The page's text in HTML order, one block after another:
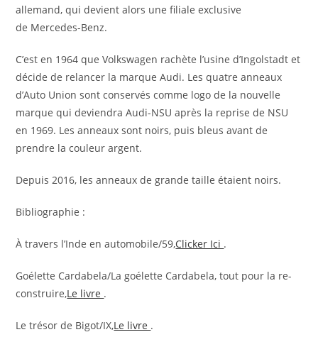
allemand, qui devient alors une filiale exclusive
de Mercedes-Benz.
C’est en 1964 que Volkswagen rachète l’usine d’Ingolstadt et
décide de relancer la marque Audi. Les quatre anneaux
d’Auto Union sont conservés comme logo de la nouvelle
marque qui deviendra Audi-NSU après la reprise de NSU
en 1969. Les anneaux sont noirs, puis bleus avant de
prendre la couleur argent.
Depuis 2016, les anneaux de grande taille étaient noirs.
Bibliographie :
À travers l’Inde en automobile/59,Clicker Ici .
Goélette Cardabela/La goélette Cardabela, tout pour la re-
construire,Le livre .
Le trésor de Bigot/IX,Le livre .